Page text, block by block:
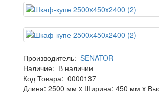
Производитель: SENATOR
Наличие: В наличии
Код Товара: 0000137
Длина: 2500 мм x Ширина: 450 мм x